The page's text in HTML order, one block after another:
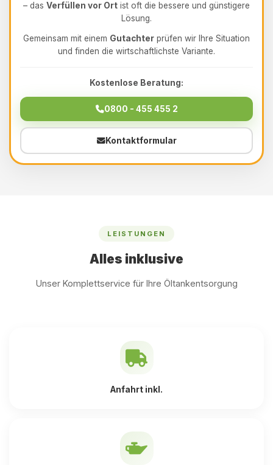
– das Verfüllen vor Ort ist oft die bessere und günstigere
Lösung.
Gemeinsam mit einem Gutachter prüfen wir Ihre Situation
und finden die wirtschaftlichste Variante.
Kostenlose Beratung:
0800 - 455 455 2
Kontaktformular
LEISTUNGEN
Alles inklusive
Unser Komplettservice für Ihre Öltankentsorgung
Anfahrt inkl.